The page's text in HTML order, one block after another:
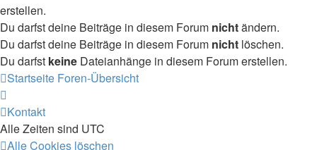
erstellen.
Du darfst deine Beiträge in diesem Forum nichtändern.
Du darfst deine Beiträge in diesem Forum nicht löschen.
Du darfst keine Dateianhänge in diesem Forum erstellen.
Startseite Foren-Übersicht
Kontakt
Alle Zeiten sind UTC
Alle Cookies löschen